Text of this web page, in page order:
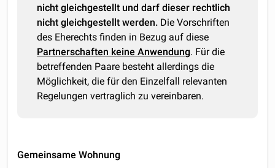
nicht gleichgestellt und darf dieser rechtlich
nicht gleichgestellt werden. Die Vorschriften
des Eherechts finden in Bezug auf diese
Partnerschaften keine Anwendung. Für die
betreffenden Paare besteht allerdings die
Möglichkeit, die für den Einzelfall relevanten
Regelungen vertraglich zu vereinbaren.
Gemeinsame Wohnung